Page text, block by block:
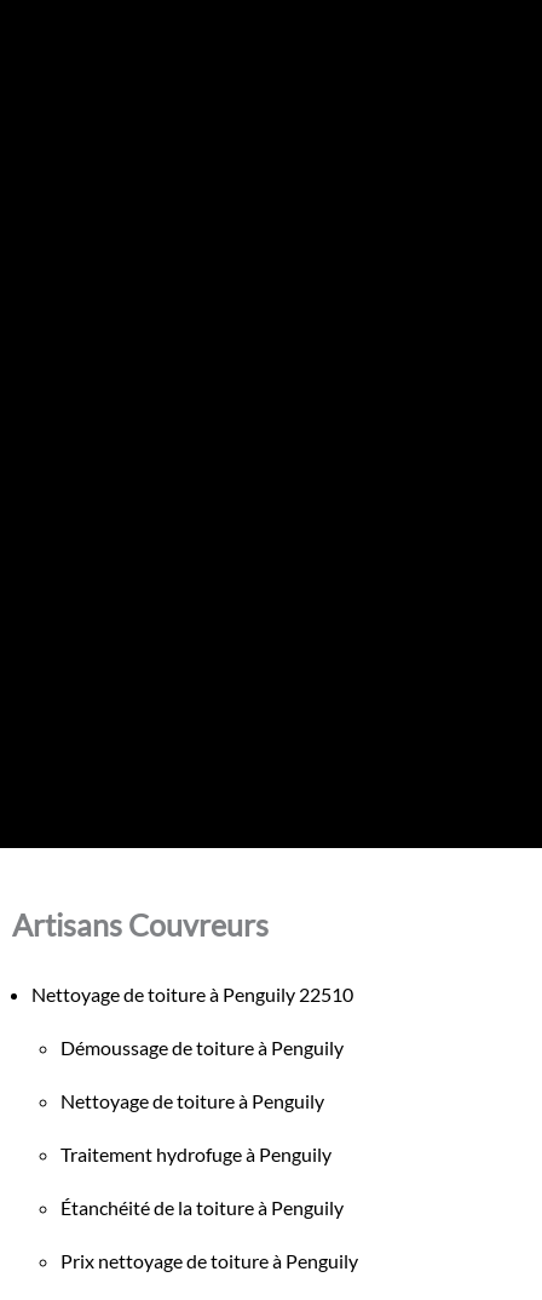
Artisans Couvreurs
Nettoyage de toiture à Penguily 22510
Démoussage de toiture à Penguily
Nettoyage de toiture à Penguily
Traitement hydrofuge à Penguily
Étanchéité de la toiture à Penguily
Prix nettoyage de toiture à Penguily